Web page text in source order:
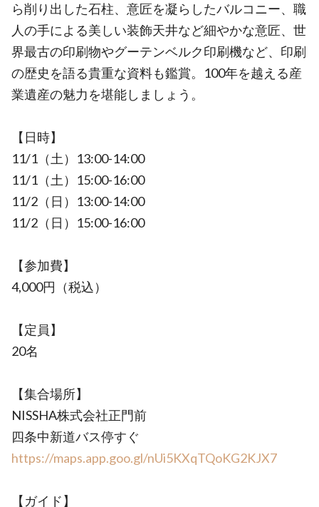
ら削り出した石柱、意匠を凝らしたバルコニー、職
人の手による美しい装飾天井など細やかな意匠、世
界最古の印刷物やグーテンベルク印刷機など、印刷
の歴史を語る貴重な資料も鑑賞。100年を越える産
業遺産の魅力を堪能しましょう。
【日時】
11/1（土）13:00-14:00
11/1（土）15:00-16:00
11/2（日）13:00-14:00
11/2（日）15:00-16:00
【参加費】
4,000円（税込）
【定員】
20名
【集合場所】
NISSHA株式会社正門前
四条中新道バス停すぐ
https://maps.app.goo.gl/nUi5KXqTQoKG2KJX7
【ガイド】